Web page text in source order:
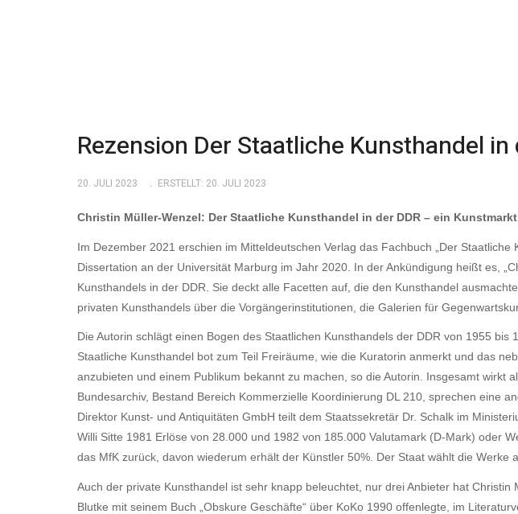
Rezension Der Staatliche Kunsthandel
20. JULI 2023 ERSTELLT: 20. JULI 2023
Christin Müller-Wenzel: Der Staatliche Kunsthandel in der DDR – ein
Im Dezember 2021 erschien im Mitteldeutschen Verlag das Fachbuch „Der
Dissertation an der Universität Marburg im Jahr 2020. In der Ankündigung heißt es,
Kunsthandels in der DDR. Sie deckt alle Facetten auf, die den Kunsthandel
privaten Kunsthandels über die Vorgängerinstitutionen, die Galerien für
Die Autorin schlägt einen Bogen des Staatlichen Kunsthandels der DDR von 1955
Staatliche Kunsthandel bot zum Teil Freiräume, wie die Kuratorin anmerkt und das
anzubieten und einem Publikum bekannt zu machen, so die Autorin. Insgesamt wirkt
Bundesarchiv, Bestand Bereich Kommerzielle Koordinierung DL 210, sprechen eine
Direktor Kunst- und Antiquitäten GmbH teilt dem Staatssekretär Dr. Schalk im
Willi Sitte 1981 Erlöse von 28.000 und 1982 von 185.000 Valutamark (D-Mark) oder
das MfK zurück, davon wiederum erhält der Künstler 50%. Der Staat wählt die Werke
Auch der private Kunsthandel ist sehr knapp beleuchtet, nur drei Anbieter hat
Blutke mit seinem Buch „Obskure Geschäfte“ über KoKo 1990 offenlegte, im